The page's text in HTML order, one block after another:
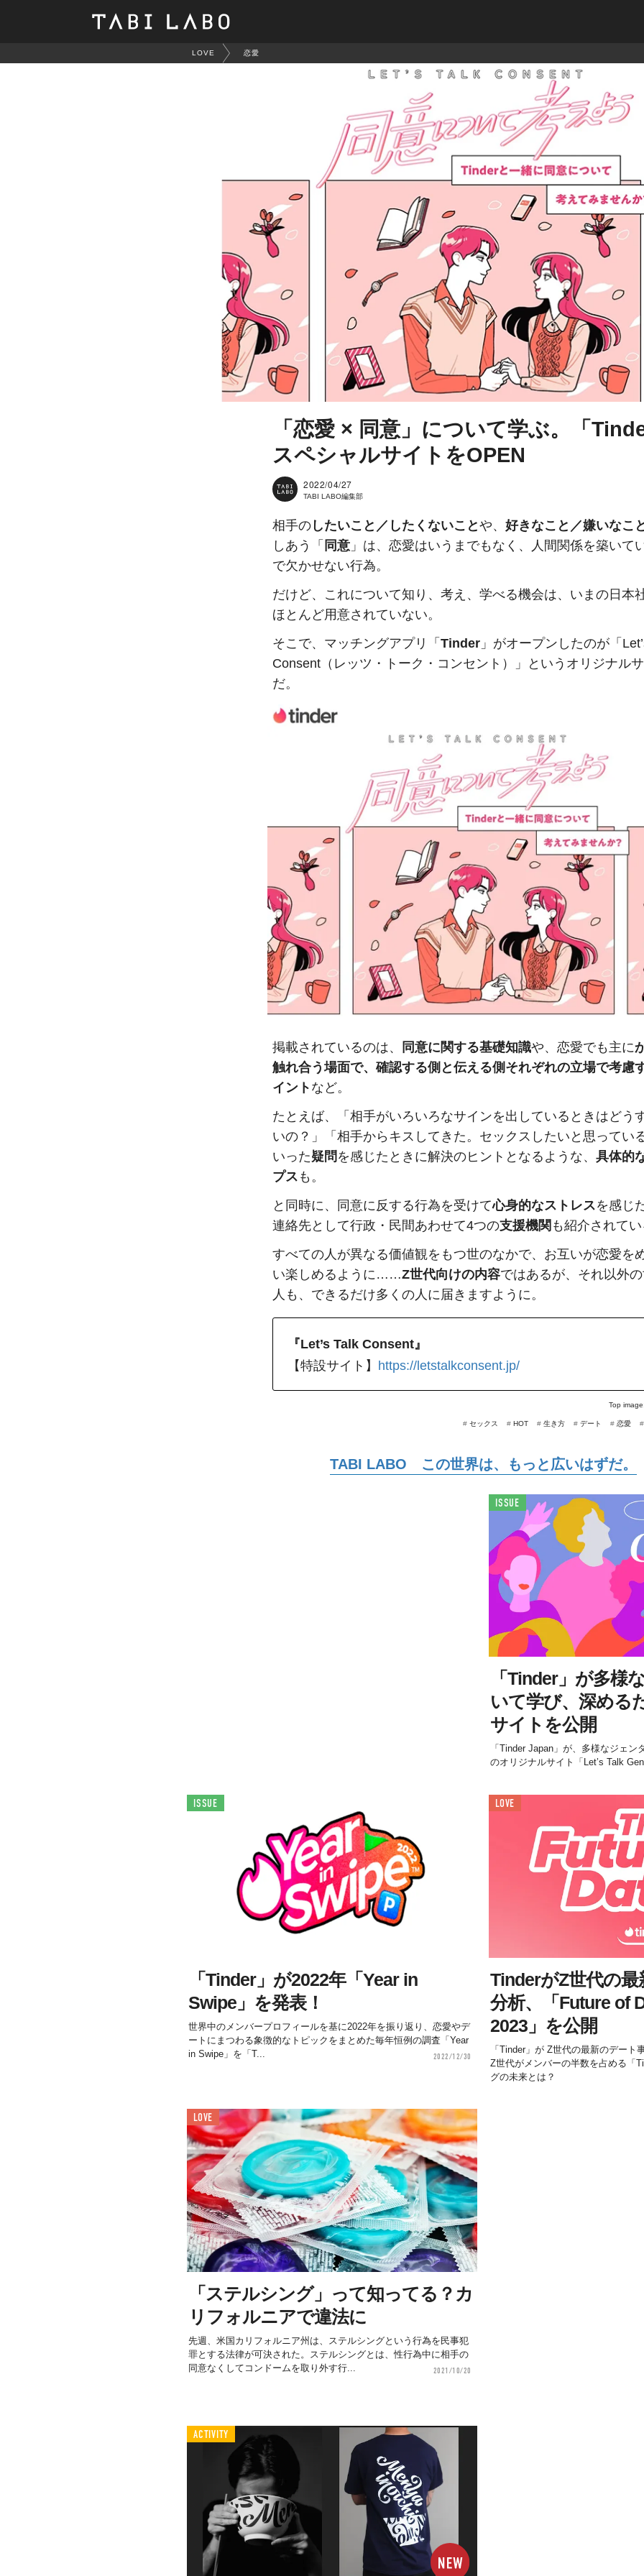
LOVE 恋愛
「恋愛 × 同意」について学ぶ。「
スペシャルサイトをOPEN
2022/04/27
TABI LABO編集部
相手の したいこと／したくないことや、 好きなこと／嫌いなこ
しあう「 同意 」は、恋愛はいうまでもなく、人間関係を築いて
で欠かせない行為。
だけど、これについて知り、考え、学べる機会は、いまの日本
ほとんど用意されていない。
そこで、マッチングアプリ「 Tinder 」がオープンしたのが「
Consent（レッツ・トーク・コンセント）」というオリジナル
だ。
掲載されているのは、 同意に関する基礎知識や、恋愛でも主に
触れ合う場面で、確認する側と伝える側それぞれの立場で考慮
イント など。
たとえば、「相手がいろいろなサインを出しているときはどう
いの？」「相手からキスしてきた。セックスしたいと思ってい
いった疑問 を感じたときに解決のヒントとなるような、 具体的
プス も。
と同時に、同意に反する行為を受けて心身的なストレスを感じ
連絡先として行政・民間あわせて4つの支援機関 も紹介されて
すべての人が異なる価値観をもつ世のなかで、お互いが恋愛を
い楽しめるように……Z世代向けの内容ではあるが、それ以外
人も、できるだけ多くの人に届きますように。
『Let’s Talk Consent』
【特設サイト】 https://letstalkconsent.jp/
Top
# 恋愛
# デート
# 生き方
# HOT
# セックス
TABI LABO この世界は、もっと広いはずだ。
ISSUE
「Tinder」が多様
いて学び、深める
サイトを公開
「Tinder Japan」が、多様なジェ
のオリジナルサイト「Let’s Talk
ISSUE
「Tinder」が2022年「Year in
Swipe」を発表！
世界中のメンバープロフィールを基に2022年を振り返り、恋愛やデ
ートにまつわる象徴的なトピックをまとめた毎年恒例の調査「Year
in Swipe」を「T...
2022/12/30
LOVE
TinderがZ世代の
分析、「Future of
2023」を公開
「Tinder」が Z世代の最新のデー
Z世代がメンバーの半数を占める「
グの未来とは？
LOVE
「ステルシング」って知ってる？カ
リフォルニアで違法に
先週、米国カリフォルニア州は、ステルシングという行為を民事犯
罪とする法律が可決された。ステルシングとは、性行為中に相手の
同意なくしてコンドームを取り外す行...
2021/10/20
ACTIVITY